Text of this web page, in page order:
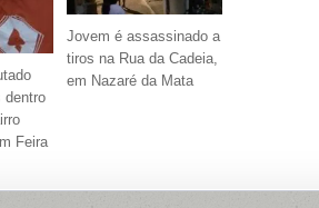
dentro
Feira
Jovem é assassinado a
tiros na Rua da Cadeia,
em Nazaré da Mata